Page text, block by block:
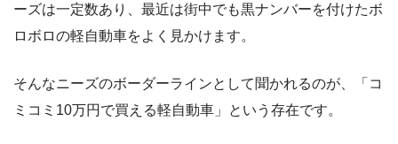
ーズは一定数あり、最近は街中でも黒ナンバーを付けたボ
ロボロの軽自動車をよく見かけます。
そんなニーズのボーダーラインとして聞かれるのが、「コ
ミコミ10万円で買える軽自動車」という存在です。